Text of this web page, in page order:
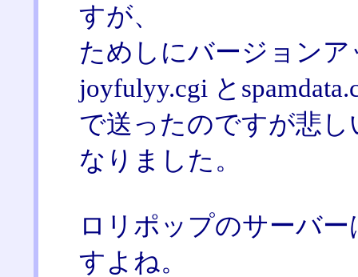
すが、
ためしにバージョン
joyfulyy.cgi と
で送ったのですが悲
なりました。
ロリポップのサーバ
すよね。